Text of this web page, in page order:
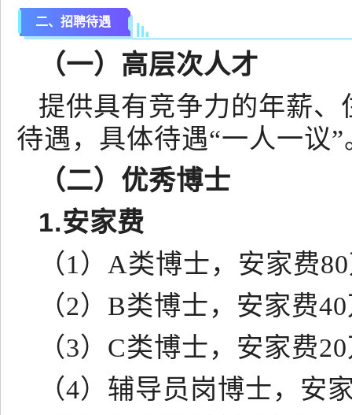
二、招聘待遇
（一）高层次人才
提供具有竞争力的年薪
待遇，具体待遇“一人一议”
（二）优秀博士
1.安家费
（1）A类博士，安家费
（2）B类博士，安家费
（3）C类博士，安家费
（4）辅导员岗博士，安